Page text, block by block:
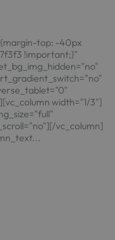
top: -40px
!important;}"
width="1/3"]
vc_column]